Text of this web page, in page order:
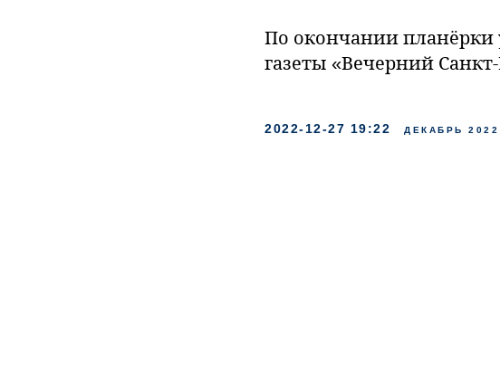
По окончании
газеты «Вечерний
2022-12-27 19:22 ДЕКАБРЬ 2022